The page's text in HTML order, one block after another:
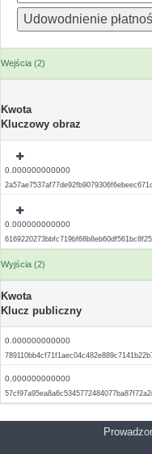
Wejścia (2)
Kwota
Kluczowy obraz
0.000000000000
0.000000000000
Wyjścia (2)
Kwota
Klucz publiczny
0.000000000000
0.000000000000